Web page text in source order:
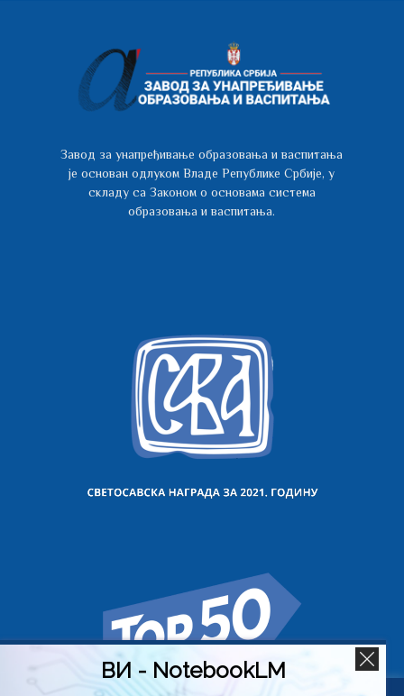
Завод за унапређивање образовања и васпитања
је основан одлуком Владе Републике Србије, у
складу са Законом о основама система
образовања и васпитања.
ВИ - NotebookLM